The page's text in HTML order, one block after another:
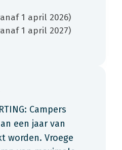
1 april 2026)
1 april 2027)
Campers
een jaar van
worden. Vroege